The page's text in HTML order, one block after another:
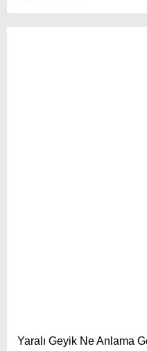
Yaralı Geyik Ne Anlama